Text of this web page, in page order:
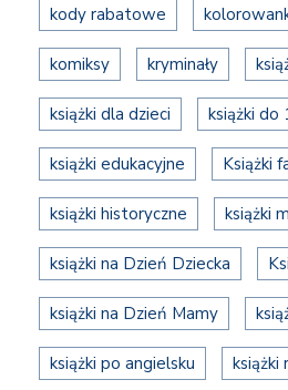
kody rabatowe
komiksy kryminały
książki dla dzieci książki do
książki edukacyjne Książki
książki historyczne książki
książki na Dzień Dziecka
książki na Dzień Mamy
książki po angielsku książki